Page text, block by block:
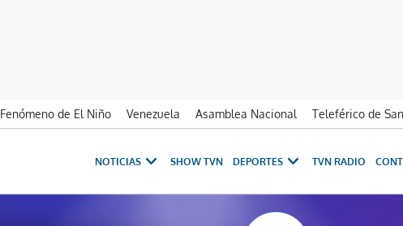
Fenómeno de El Niño Venezuela Asamblea Nacional Teleférico de
NOTICIAS SHOW TVN DEPORTES TVN RADIO